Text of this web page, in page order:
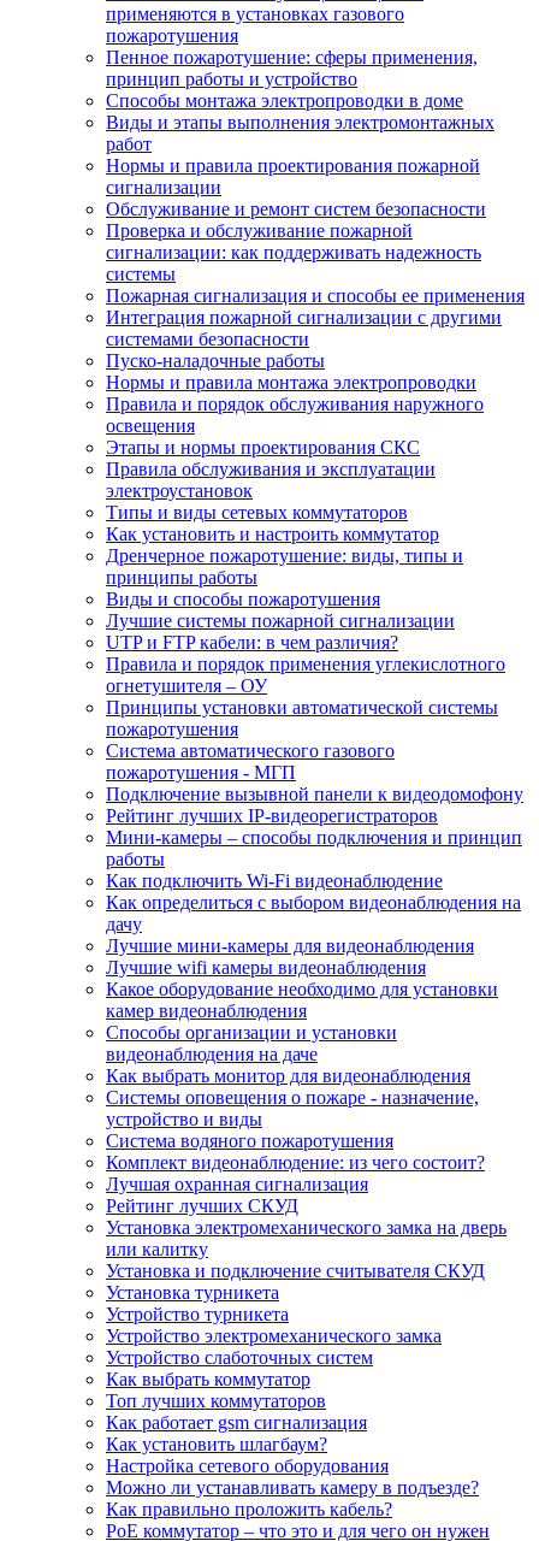
применяются в установках газового
пожаротушения
Пенное пожаротушение: сферы применения,
принцип работы и устройство
Способы монтажа электропроводки в доме
Виды и этапы выполнения электромонтажных
работ
Нормы и правила проектирования пожарной
сигнализации
Обслуживание и ремонт систем безопасности
Проверка и обслуживание пожарной
сигнализации: как поддерживать надежность
системы
Пожарная сигнализация и способы ее применения
Интеграция пожарной сигнализации с другими
системами безопасности
Пуско-наладочные работы
Нормы и правила монтажа электропроводки
Правила и порядок обслуживания наружного
освещения
Этапы и нормы проектирования СКС
Правила обслуживания и эксплуатации
электроустановок
Типы и виды сетевых коммутаторов
Как установить и настроить коммутатор
Дренчерное пожаротушение: виды, типы и
принципы работы
Виды и способы пожаротушения
Лучшие системы пожарной сигнализации
UTP и FTP кабели: в чем различия?
Правила и порядок применения углекислотного
огнетушителя – ОУ
Принципы установки автоматической системы
пожаротушения
Система автоматического газового
пожаротушения - МГП
Подключение вызывной панели к видеодомофону
Рейтинг лучших IP-видеорегистраторов
Мини-камеры – способы подключения и принцип
работы
Как подключить Wi-Fi видеонаблюдение
Как определиться с выбором видеонаблюдения на
дачу
Лучшие мини-камеры для видеонаблюдения
Лучшие wifi камеры видеонаблюдения
Какое оборудование необходимо для установки
камер видеонаблюдения
Способы организации и установки
видеонаблюдения на даче
Как выбрать монитор для видеонаблюдения
Системы оповещения о пожаре - назначение,
устройство и виды
Система водяного пожаротушения
Комплект видеонаблюдение: из чего состоит?
Лучшая охранная сигнализация
Рейтинг лучших СКУД
Установка электромеханического замка на дверь
или калитку
Установка и подключение считывателя СКУД
Установка турникета
Устройство турникета
Устройство электромеханического замка
Устройство слаботочных систем
Как выбрать коммутатор
Топ лучших коммутаторов
Как работает gsm сигнализация
Как установить шлагбаум?
Настройка сетевого оборудования
Можно ли устанавливать камеру в подъезде?
Как правильно проложить кабель?
PoE коммутатор – что это и для чего он нужен